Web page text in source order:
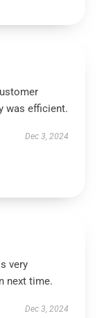
was efficient.
Dec 3, 2024
very
next time.
Dec 3, 2024